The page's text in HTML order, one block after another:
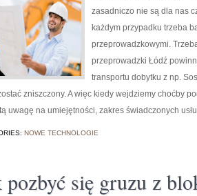
zasadniczo nie są dla nas
każdym przypadku trzeba
przeprowadzkowymi.
przeprowadzki Łódź
transportu dobytku z np.
zniszczony. A więc kiedy wejdziemy choćby
uwagę na umiejętności, zakres świadczonych
NOWE TECHNOLOGIE
pozbyć się gruzu z